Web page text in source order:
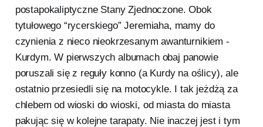
postapokaliptyczne Stany Zjednoczone. Obok
tytułowego “rycerskiego” Jeremiaha, mamy do
czynienia z nieco nieokrzesanym awanturnikiem -
Kurdym. W pierwszych albumach obaj panowie
poruszali się z reguły konno (a Kurdy na oślicy), ale
ostatnio przesiedli się na motocykle. I tak jeżdżą za
chlebem od wioski do wioski, od miasta do miasta
pakując się w kolejne tarapaty. Nie inaczej jest i tym